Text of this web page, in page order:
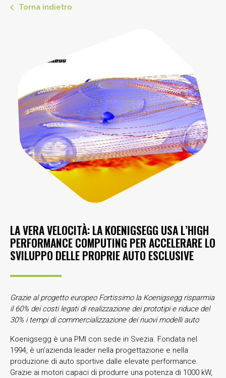
Torna indietro
LA VERA VELOCITÀ: LA KOENIGSEGG USA L’HIGH
PERFORMANCE COMPUTING PER ACCELERARE LO
SVILUPPO DELLE PROPRIE AUTO ESCLUSIVE
Grazie al progetto europeo Fortissimo la Koenigsegg risparmia
il 60% dei costi legati di realizzazione dei prototipi e riduce del
30% i tempi di commercializzazione dei nuovi modelli auto
Koenigsegg è una PMI con sede in Svezia. Fondata nel
1994, è un’azienda leader nella progettazione e nella
produzione di auto sportive dalle elevate performance.
Grazie ai motori capaci di produrre una potenza di 1000 kW,